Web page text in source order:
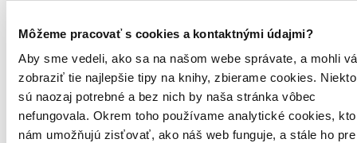
Môžeme pracovať s cookies a kontaktnými údajmi?
Aby sme vedeli, ako sa na našom webe správate, a mohli
zobraziť tie najlepšie tipy na knihy, zbierame cookies.
sú naozaj potrebné a bez nich by naša stránka vôbec
nefungovala. Okrem toho používame analytické cookies,
nám umožňujú zisťovať, ako náš web funguje, a stále ho pre